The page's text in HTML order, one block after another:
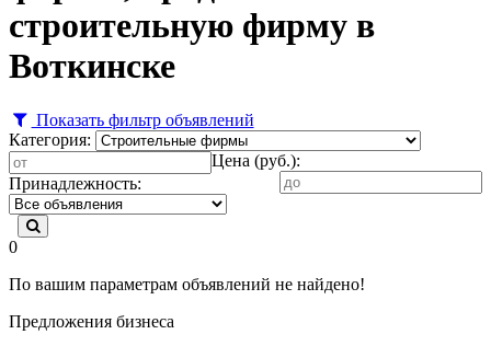
строительную фирму в
Воткинске
Показать фильтр объявлений
Категория:
Цена (руб.):
Принадлежность:
0
По вашим параметрам объявлений не найдено!
Предложения бизнеса